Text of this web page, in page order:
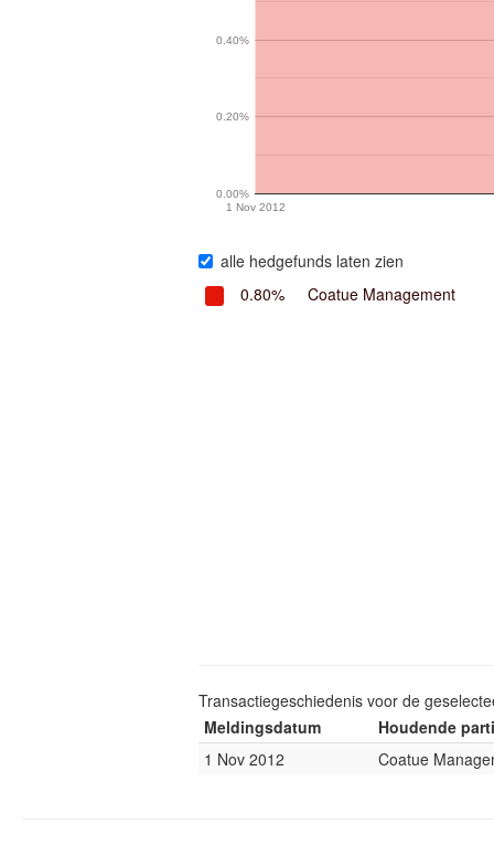
1 Nov 2012
0.00%
0.20%
0.40%
alle hedgefunds laten zien
0.80%
Coatue Management
Transactiegeschiedenis voor de
Meldingsdatum
Houdende
1 Nov 2012
Coatue